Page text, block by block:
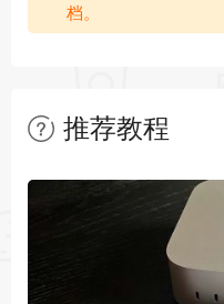
- 适配 macOS Sequoia
- Hysteria2 和 TUIC
档。
推荐教程
暂无文章